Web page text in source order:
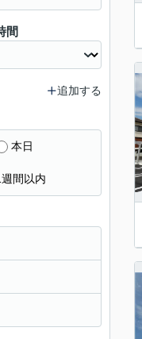
間
追加する
本日
週間以内